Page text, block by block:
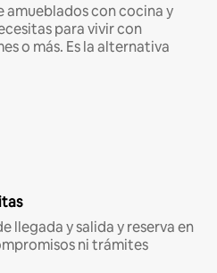
con cocina y
para vivir con
o más. Es la alternativa
llegada y salida y reserva en
ni trámites